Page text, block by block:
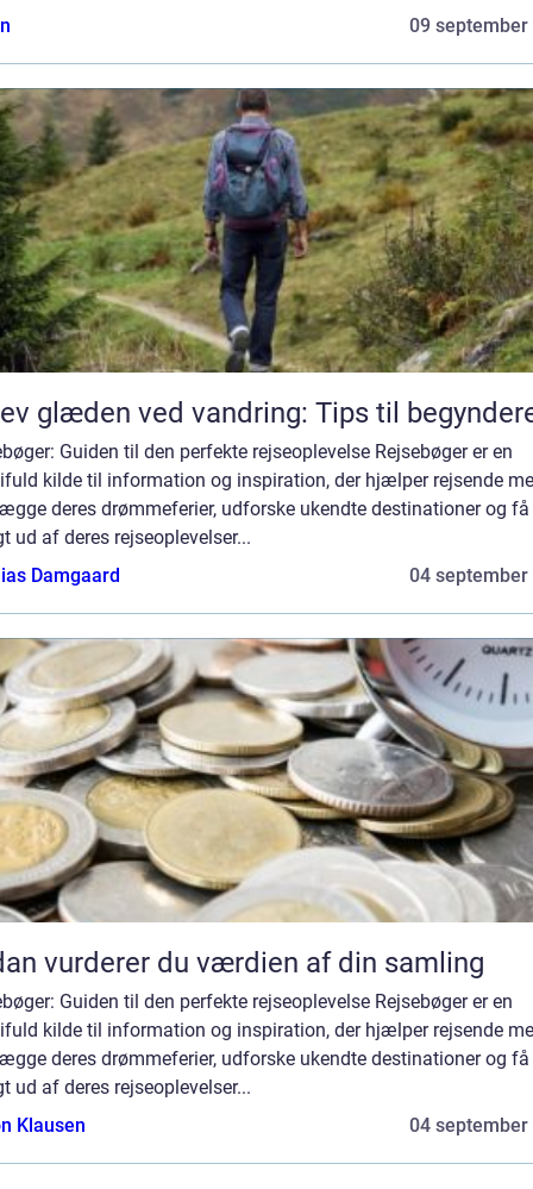
09 september
glæden ved vandring: Tips til
Guiden til den perfekte rejseoplevelse Rejsebøger er en
kilde til information og inspiration, der hjælper rejsende
deres drømmeferier, udforske ukendte destinationer og
ud af deres rejseoplevelser...
Damgaard
04 september
vurderer du værdien af din samling
Guiden til den perfekte rejseoplevelse Rejsebøger er en
kilde til information og inspiration, der hjælper rejsende
deres drømmeferier, udforske ukendte destinationer og
ud af deres rejseoplevelser...
Klausen
04 september